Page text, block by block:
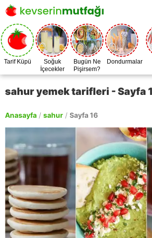
Tarif Küpü
Soğuk
İçecekler
Bugün Ne
Pişirsem?
Dondurmalar
sahur yemek tarifleri - Sayfa
Anasayfa / sahur / Sayfa 16